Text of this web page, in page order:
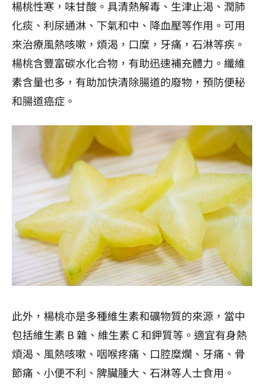
楊桃性寒，味甘酸。具清熱解毒、生津止渴、潤肺
化痰、利尿通淋、下氣和中、降血壓等作用。可用
來治療風熱咳嗽，煩渴，口糜，牙痛，石淋等疾。
楊桃含豐富碳水化合物，有助迅速補充體力。纖維
素含量也多，有助加快清除腸道的廢物，預防便秘
和腸道癌症。
此外，楊桃亦是多種維生素和礦物質的來源，當中
包括維生素 B 雜、維生素 C 和鉀質等。適宜有身熱
煩渴、風熱咳嗽、咽喉疼痛、口腔糜爛、牙痛、骨
節痛、小便不利、脾臟腫大、石淋等人士食用。